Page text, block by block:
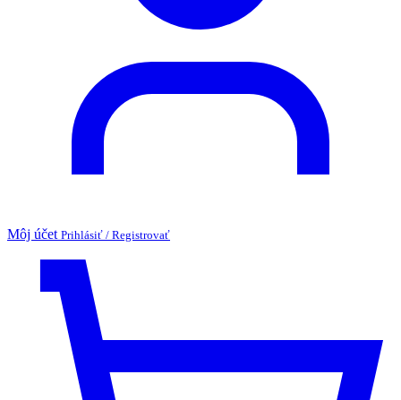
Môj účet Prihlásiť / Registrovať